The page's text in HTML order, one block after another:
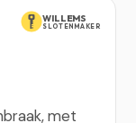
WILLEMS
SLOTENMAKER
met